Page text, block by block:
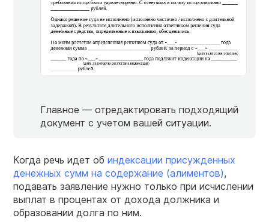
Главное — отредактировать подходящий
документ с учетом вашей ситуации.
Когда речь идет об индексации присужденных
денежных сумм на содержание (алиментов),
подавать заявление нужно только при исчислении
выплат в процентах от дохода должника и
образовании долга по ним.